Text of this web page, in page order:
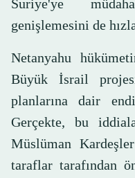
Suriye'ye
genişlemesini de
Netanyahu
Büyük İsrail
planlarına dair
Gerçekte, bu
Müslüman
taraflar tarafından